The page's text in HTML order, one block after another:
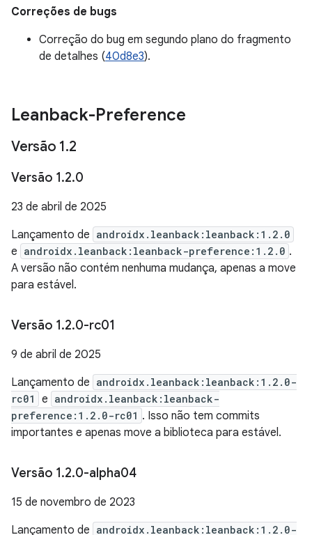
Correções de bugs
Correção do bug em segundo plano do fragmento
de detalhes (40d8e3).
Leanback-Preference
Versão 1.2
Versão 1.2.0
23 de abril de 2025
Lançamento de androidx.leanback:leanback:1.2.0
e androidx.leanback:leanback-preference:1.2.0 .
A versão não contém nenhuma mudança, apenas a move
para estável.
Versão 1.2.0-rc01
9 de abril de 2025
Lançamento de androidx.leanback:leanback:1.2.0-
rc01
e androidx.leanback:leanback-
preference:1.2.0-rc01 . Isso não tem commits
importantes e apenas move a biblioteca para estável.
Versão 1.2.0-alpha04
15 de novembro de 2023
Lançamento de androidx.leanback:leanback:1.2.0-